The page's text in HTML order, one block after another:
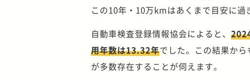
この10年・10万kmはあくまで目安に過
自動車検査登録情報協会によると、
用年数は13.32年でした。この結果か
が多数存在することが伺えます。